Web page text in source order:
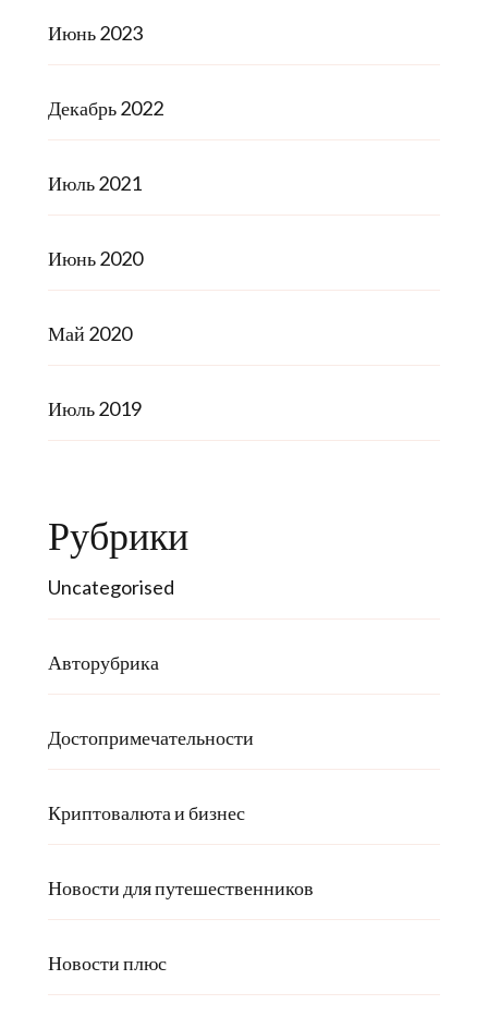
Июнь 2023
Декабрь 2022
Июль 2021
Июнь 2020
Май 2020
Июль 2019
Рубрики
Uncategorised
Авторубрика
Достопримечательности
Криптовалюта и бизнес
Новости для путешественников
Новости плюс